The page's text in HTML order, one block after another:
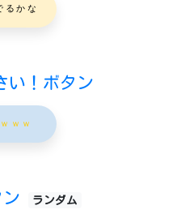
るかな
い！ボタン
ｗｗ
ン ランダム